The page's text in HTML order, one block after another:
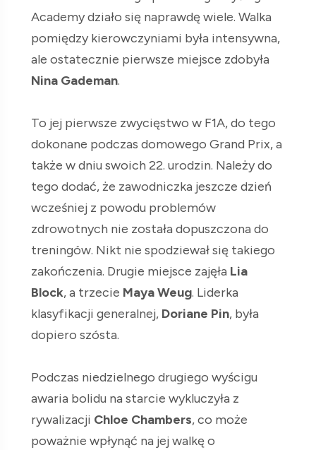
Academy działo się naprawdę wiele. Walka
pomiędzy kierowczyniami była intensywna,
ale ostatecznie pierwsze miejsce zdobyła
Nina Gademan.
To jej pierwsze zwycięstwo w F1A, do tego
dokonane podczas domowego Grand Prix, a
także w dniu swoich 22. urodzin. Należy do
tego dodać, że zawodniczka jeszcze dzień
wcześniej z powodu problemów
zdrowotnych nie została dopuszczona do
treningów. Nikt nie spodziewał się takiego
zakończenia. Drugie miejsce zajęła Lia
Block, a trzecie Maya Weug. Liderka
klasyfikacji generalnej, Doriane Pin, była
dopiero szósta.
Podczas niedzielnego drugiego wyścigu
awaria bolidu na starcie wykluczyła z
rywalizacji Chloe Chambers, co może
poważnie wpłynąć na jej walkę o